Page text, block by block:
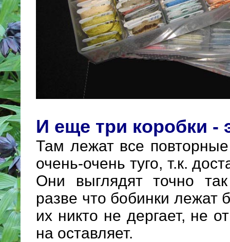
И еще три коробки -
Там лежат все
очень-очень туго, т.к.
Они выглядят точно
разве что бобинки лежат
их никто не дергает, не
на оставляет.